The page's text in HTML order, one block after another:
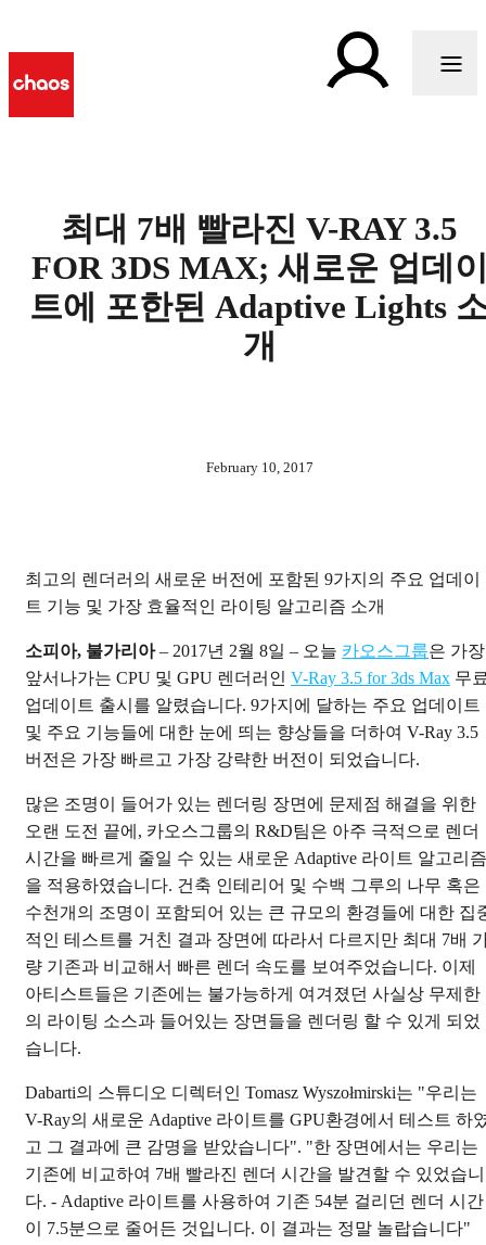
최대 7배 빨라진 V-RAY 3.5
FOR 3DS MAX; 새로운 업데
트에 포한된 Adaptive Lights
개
February 10, 2017
최고의 렌더러의 새로운 버전에 포함된 9가지의 주요 업데이
트 기능 및 가장 효율적인 라이팅 알고리즘 소개
소피아, 불가리아– 2017년 2월 8일 – 오늘 카오스그룹은 가장
앞서나가는 CPU 및 GPU 렌더러인 V-Ray 3.5 for 3ds Max 무
업데이트 출시를 알렸습니다. 9가지에 달하는 주요 업데이트
및 주요 기능들에 대한 눈에 띄는 향상들을 더하여 V-Ray 3.5
버전은 가장 빠르고 가장 강략한 버전이 되었습니다.
많은 조명이 들어가 있는 렌더링 장면에 문제점 해결을 위한
오랜 도전 끝에, 카오스그룹의 R&D팀은 아주 극적으로 렌더
시간을 빠르게 줄일 수 있는 새로운 Adaptive 라이트 알고리즘
을 적용하였습니다. 건축 인테리어 및 수백 그루의 나무 혹은
수천개의 조명이 포함되어 있는 큰 규모의 환경들에 대한 집
적인 테스트를 거친 결과 장면에 따라서 다르지만 최대 7배
량 기존과 비교해서 빠른 렌더 속도를 보여주었습니다. 이제
아티스트들은 기존에는 불가능하게 여겨졌던 사실상 무제한
의 라이팅 소스과 들어있는 장면들을 렌더링 할 수 있게 되었
습니다.
Dabarti의 스튜디오 디렉터인 Tomasz Wyszołmirski는 "우리는
V-Ray의 새로운 Adaptive 라이트를 GPU환경에서 테스트 하
고 그 결과에 큰 감명을 받았습니다". "한 장면에서는 우리는
기존에 비교하여 7배 빨라진 렌더 시간을 발견할 수 있었습니
다. - Adaptive 라이트를 사용하여 기존 54분 걸리던 렌더 시간
이 7.5분으로 줄어든 것입니다. 이 결과는 정말 놀랍습니다"